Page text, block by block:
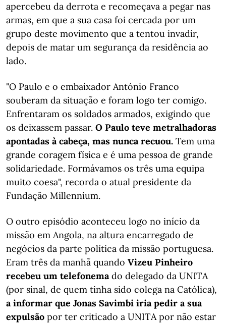
apercebeu da derrota e recomeçava a pegar nas
armas, em que a sua casa foi cercada por um
grupo deste movimento que a tentou invadir,
depois de matar um segurança da residência ao
lado.
"O Paulo e o embaixador António Franco
souberam da situação e foram logo ter comigo.
Enfrentaram os soldados armados, exigindo que
os deixassem passar. O Paulo teve metralhadoras
apontadas à cabeça, mas nunca recuou. Tem uma
grande coragem física e é uma pessoa de grande
solidariedade. Formávamos os três uma equipa
muito coesa", recorda o atual presidente da
Fundação Millennium.
O outro episódio aconteceu logo no início da
missão em Angola, na altura encarregado de
negócios da parte política da missão portuguesa.
Eram três da manhã quando Vizeu Pinheiro
recebeu um telefonemado delegado da UNITA
(por sinal, de quem tinha sido colega na Católica),
a informar que Jonas Savimbi iria pedir a sua
expulsão por ter criticado a UNITA por não estar